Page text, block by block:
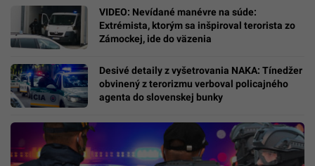
VIDEO: Nevídané manévre na súde:
Extrémista, ktorým sa inšpiroval terorista zo
Zámockej, ide do väzenia
Desivé detaily z vyšetrovania NAKA: Tínedžer
obvinený z terorizmu verboval policajného
agenta do slovenskej bunky